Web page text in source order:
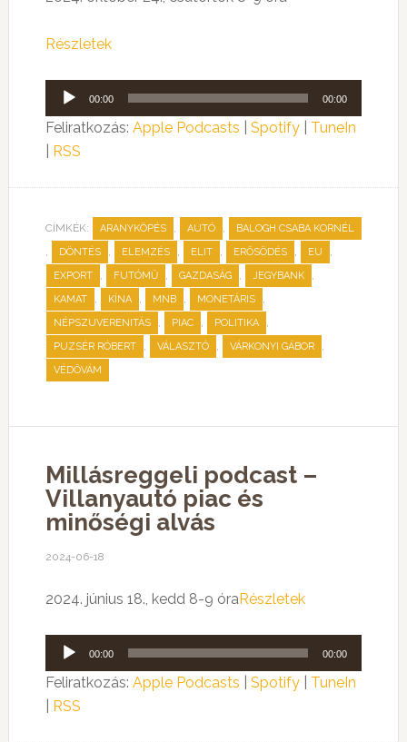
Részletek
Audió
lejátszó
00:00 00:00
Feliratkozás: Apple Podcasts Spotify| TuneIn
RSS
CÍMKÉK: ARANYKÖPÉS , AUTÓ , BALOGH CSABA KORNÉL
, DÖNTÉS , ELEMZÉS , ELIT , ERŐSÖDÉS , EU ,
EXPORT , FUTÓMŰ , GAZDASÁG , JEGYBANK ,
KAMAT , KÍNA , MNB , MONETÁRIS ,
NÉPSZUVERENITÁS , PIAC , POLITIKA ,
PUZSÉR RÓBERT , VÁLASZTÓ , VÁRKONYI GÁBOR ,
VÉDŐVÁM
Millásreggeli podcast –
Villanyautó piac és
minőségi alvás
2024-06-18
2024. június 18., kedd 8-9 óraRészletek
Audió
lejátszó
00:00 00:00
Feliratkozás: Apple Podcasts Spotify| TuneIn
RSS